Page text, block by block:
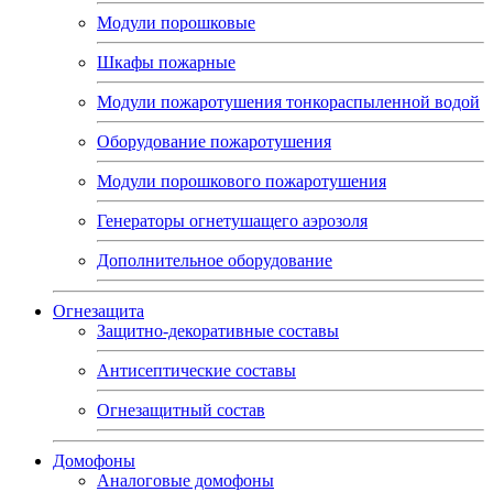
Модули порошковые
Шкафы пожарные
Модули пожаротушения тонкораспыленной водой
Оборудование пожаротушения
Модули порошкового пожаротушения
Генераторы огнетушащего аэрозоля
Дополнительное оборудование
Огнезащита
Защитно-декоративные составы
Антисептические составы
Огнезащитный состав
Домофоны
Аналоговые домофоны